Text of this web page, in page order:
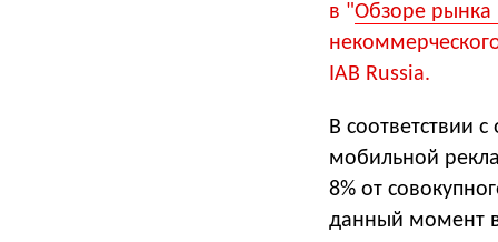
в "Обзоре рынка
IAB Russia.
В соответствии
мобильной
8% от
данный момент